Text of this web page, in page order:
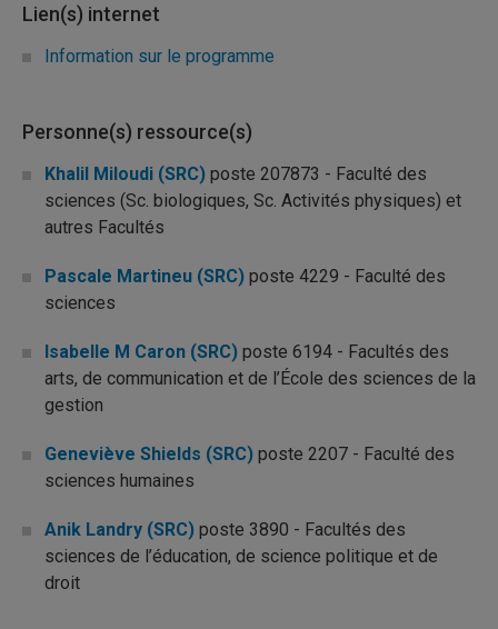
Lien(s) internet
Information sur le programme
Personne(s) ressource(s)
Khalil Miloudi (SRC) poste 207873 - Faculté des
sciences (Sc. biologiques, Sc. Activités physiques) et
autres Facultés
Pascale Martineu (SRC) poste 4229 - Faculté des
sciences
Isabelle M Caron (SRC) poste 6194 - Facultés des
arts, de communication et de l’École des sciences de la
gestion
Geneviève Shields (SRC) poste 2207 - Faculté des
sciences humaines
Anik Landry (SRC) poste 3890 - Facultés des
sciences de l’éducation, de science politique et de
droit